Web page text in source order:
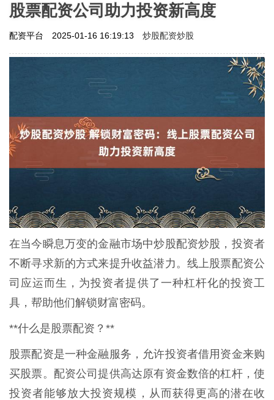
股票配资公司助力投资新高度
配资平台 2025-01-16 16:19:13 炒股配资炒股
在当今瞬息万变的金融市场中炒股配资炒股，投资者
不断寻求新的方式来提升收益潜力。线上股票配资公
司应运而生，为投资者提供了一种杠杆化的投资工
具，帮助他们解锁财富密码。
**什么是股票配资？**
股票配资是一种金融服务，允许投资者借用资金来购
买股票。配资公司提供高达原有资金数倍的杠杆，使
投资者能够放大投资规模，从而获得更高的潜在收